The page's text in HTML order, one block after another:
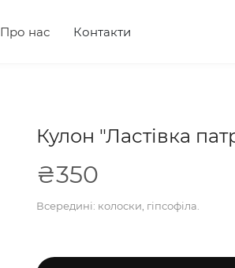
Про нас Контакти
Кулон "Ластівка
₴350
Всередині: колоски, гіпсофіла.